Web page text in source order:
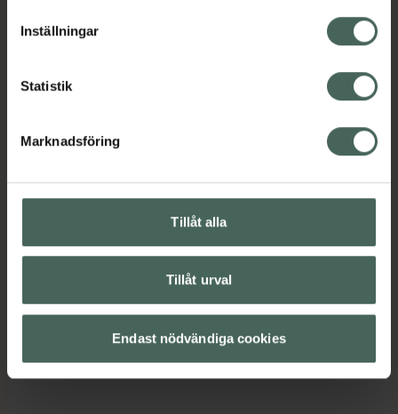
lagligheten av behandling som skett innan återkallelsen.
Inställningar
Statistik
Marknadsföring
Tillåt alla
Tillåt urval
Endast nödvändiga cookies
Innehåll Visa
Instruktioner Visa
Upptäck flera produkter inom
Hudvård
Solskydd SPF 30
Solskydd för ansikte
Solskydd och solkräm